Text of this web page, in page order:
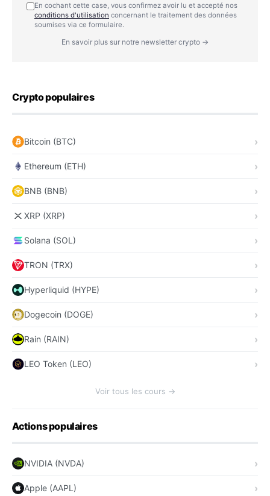
En cochant cette case, vous confirmez avoir lu et accepté nos
conditions d'utilisation concernant le traitement des données
soumises via ce formulaire.
En savoir plus sur notre newsletter crypto →
Crypto populaires
Bitcoin (BTC)
Ethereum (ETH)
BNB (BNB)
XRP (XRP)
Solana (SOL)
TRON (TRX)
Hyperliquid (HYPE)
Dogecoin (DOGE)
Rain (RAIN)
LEO Token (LEO)
Voir tous les cours →
Actions populaires
NVIDIA (NVDA)
Apple (AAPL)